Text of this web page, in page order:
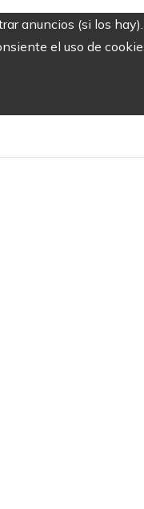
anuncios (si los
el uso de